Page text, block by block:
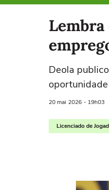
Selecione o time para
Deola
20 mai 2026 - 19h03
Licenciado de